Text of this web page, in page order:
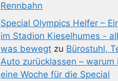
Rennbahn
Special Olympics Helfer –
im Stadion Kieselhumes -
was bewegt zu Bürostuhl,
Auto zurücklassen – warum
eine Woche für die Special